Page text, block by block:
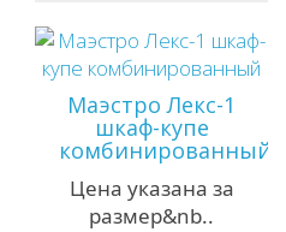
Маэстро Лекс-1
шкаф-купе
комбинированный
Цена указана за
размер&nb..